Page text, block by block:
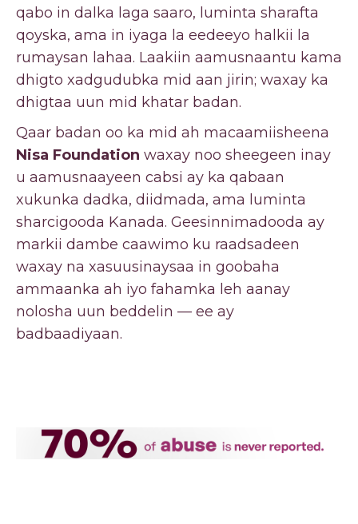
qabo in dalka laga saaro, luminta sharafta
qoyska, ama in iyaga la eedeeyo halkii la
rumaysan lahaa. Laakiin aamusnaantu kama
dhigto xadgudubka mid aan jirin; waxay ka
dhigtaa uun mid khatar badan.
Qaar badan oo ka mid ah macaamiisheena
Nisa Foundation waxay noo sheegeen inay
u aamusnaayeen cabsi ay ka qabaan
xukunka dadka, diidmada, ama luminta
sharcigooda Kanada. Geesinnimadooda ay
markii dambe caawimo ku raadsadeen
waxay na xasuusinaysaa in goobaha
ammaanka ah iyo fahamka leh aanay
nolosha uun beddelin — ee ay
badbaadiyaan.